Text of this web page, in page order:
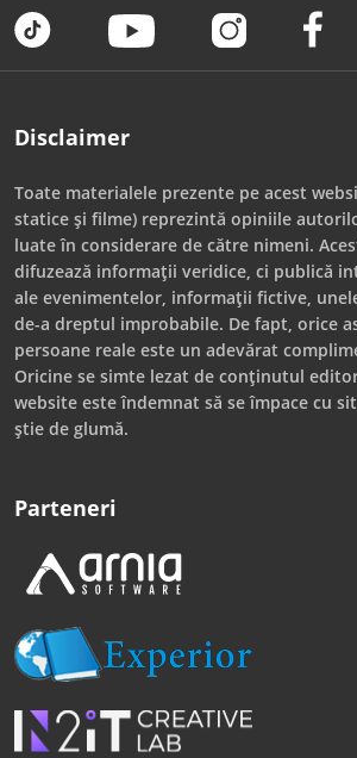
Disclaimer
Toate materialele prezente pe acest
statice și filme) reprezintă opiniile
luate în considerare de către nimeni.
difuzează informații veridice, ci publică
ale evenimentelor, informații fictive,
de-a dreptul improbabile. De fapt, orice
persoane reale este un adevărat
Oricine se simte lezat de conținutul
website este îndemnat să se împace cu
știe de glumă.
Parteneri